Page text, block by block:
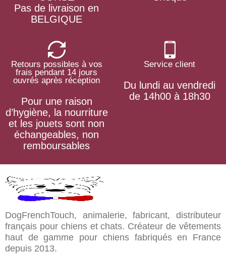
Pas de livraison en
BELGIQUE
Retours possibles à vos
frais pendant 14 jours
ouvrés après réception
Pour une raison
d’hygiène, la nourriture
et les jouets sont non
échangeables, non
remboursables
Service client
Du lundi au vendredi
de 14h00 à 18h30
DogFrenchTouch, animalerie, fabricant, distributeur
français pour chiens et chats. Créateur de vêtements
haut de gamme pour chiens fabriqués en France
depuis 2013.